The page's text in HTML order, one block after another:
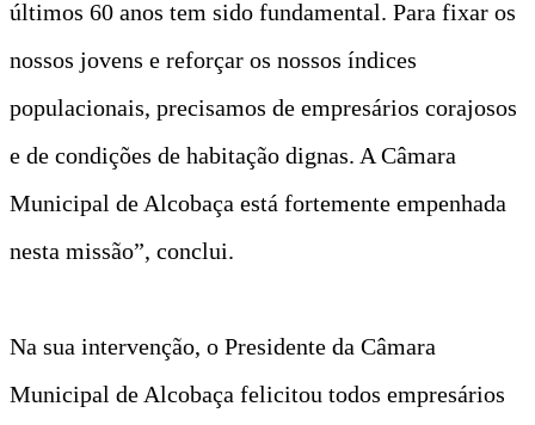
últimos 60 anos tem sido fundamental. Para fixar os
nossos jovens e reforçar os nossos índices
populacionais, precisamos de empresários corajosos
e de condições de habitação dignas. A Câmara
Municipal de Alcobaça está fortemente empenhada
nesta missão”, conclui.
Na sua intervenção, o Presidente da Câmara
Municipal de Alcobaça felicitou todos empresários